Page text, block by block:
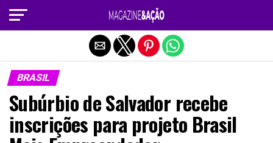
BRASIL
Subúrbio de Salvador recebe
inscrições para projeto Brasil
Sair da versão mobile